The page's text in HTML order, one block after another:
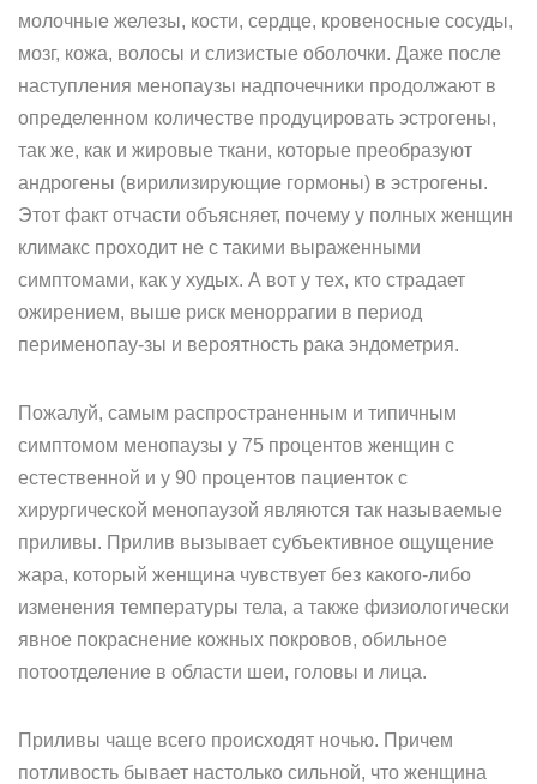
молочные железы, кости, сердце, кровеносные сосуды,
мозг, кожа, волосы и слизистые оболочки. Даже после
наступления менопаузы надпочечники продолжают в
определенном количестве продуцировать эстрогены,
так же, как и жировые ткани, которые преобразуют
андрогены (вирилизирующие гормоны) в эстрогены.
Этот факт отчасти объясняет, почему у полных женщин
климакс проходит не с такими выраженными
симптомами, как у худых. А вот у тех, кто страдает
ожирением, выше риск меноррагии в период
перименопау-зы и вероятность рака эндометрия.
Пожалуй, самым распространенным и типичным
симптомом менопаузы у 75 процентов женщин с
естественной и у 90 процентов пациенток с
хирургической менопаузой являются так называемые
приливы. Прилив вызывает субъективное ощущение
жара, который женщина чувствует без какого-либо
изменения температуры тела, а также физиологически
явное покраснение кожных покровов, обильное
потоотделение в области шеи, головы и лица.
Приливы чаще всего происходят ночью. Причем
потливость бывает настолько сильной, что женщина